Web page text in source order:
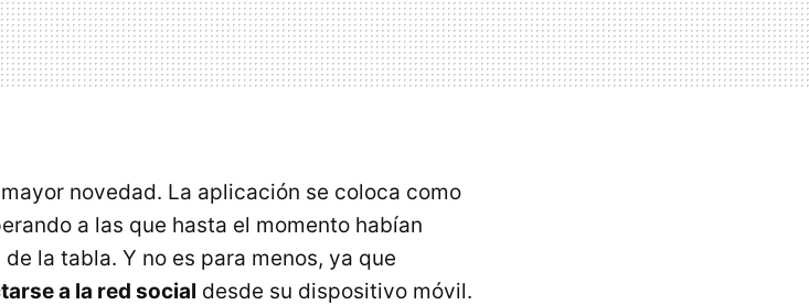
mayor novedad. La aplicación se coloca como
a las que hasta el momento habían
la tabla. Y no es para menos, ya que
a la red social desde su dispositivo móvil.